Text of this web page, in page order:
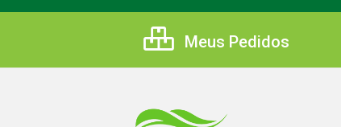
Meus Pedidos